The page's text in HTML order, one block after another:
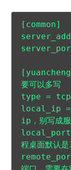
[common]
要可以多写
type =
local_ip =
ip，别写成
程桌面默认